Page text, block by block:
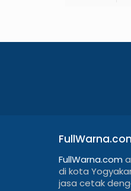
FullWarna.com
di kota
jasa cetak